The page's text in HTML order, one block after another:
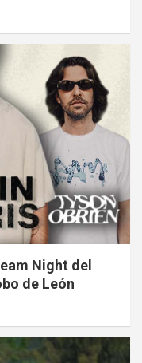
Night del
de León